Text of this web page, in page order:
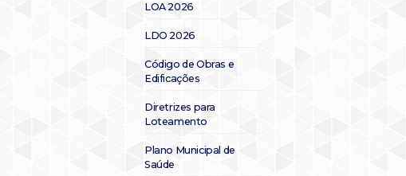
LOA 2026
LDO 2026
Código de Obras e
Edificações
Diretrizes para
Loteamento
Plano Municipal de
Saúde